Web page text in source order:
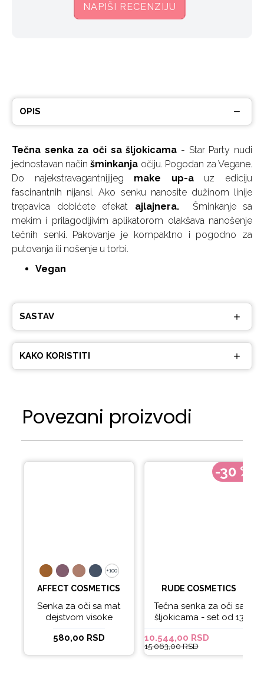
OPIS
Tečna senka za oči sa šljokicama - Star Party nudi
jednostavan način šminkanja očiju. Pogodan za Vegane.
Do najekstravagantnijijeg make up-a uz ediciju
fascinantnih nijansi. Ako senku nanosite dužinom linije
trepavica dobićete efekat ajlajnera.Šminkanje sa
mekim i prilagodljivim aplikatorom olakšava nanošenje
tečnih senki. Pakovanje je kompaktno i pogodno za
putovanja ili nošenje u torbi.
Vegan
SASTAV
KAKO KORISTITI
NAPIŠI RECENZIJU
Povezani proizvodi
+100
+100
AFFECT COSMETICS
Senka za oči sa mat
dejstvom visoke
pigmentacije MATTE
COLOUR ATTACK
580,00 RSD
-30 %
RUDE COSMETICS
Tečna senka za oči sa
šljokicama - set od 13
boja
10.544,00 RSD
15.063,00 RSD